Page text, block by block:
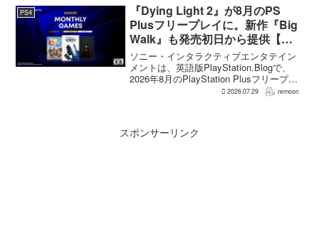
the Ron...
PS4
『Dying Light 2』が8月のPS
Plusフリープレイに。新作『Big
Walk』も発売初日から提供【海
外発表】
ソニー・インタラクティブエンタテイン
メントは、英語版PlayStation.Blogで、
2026年8月のPlayStation Plusフリープレ
イとして『Dying Light 2 Stay Human:
2026.07.29 remoon
スポンサーリンク